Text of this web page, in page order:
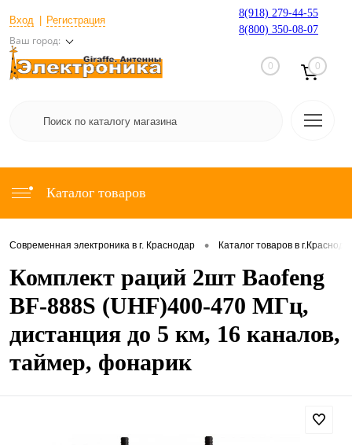
Вход Регистрация
Ваш город:
8(918) 279-44-55
8(800) 350-08-07
0 0
Каталог товаров
Современная электроника в г. Краснодар • Каталог товаров в
Комплект раций 2шт Baofeng
BF-888S (UHF)400-470 МГц,
дистанция до 5 км, 16 каналов,
таймер, фонарик